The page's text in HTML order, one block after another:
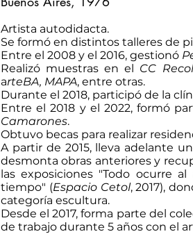
Artista autodidacta.
Se formó en distintos talleres de
Entre el 2008 y el 2016, gestionó
Realizó muestras en el CC
arteBA, MAPA, entre otras.
Durante el 2018, participó de la
Entre el 2018 y el 2022, formó
Camarones.
Obtuvo becas para realizar
A partir de 2015, lleva adelante
desmonta obras anteriores y
las exposiciones "Todo ocurre
tiempo" (Espacio Cetol, 2017),
categoría escultura.
Desde el 2017, forma parte del
de trabajo durante 5 años con el